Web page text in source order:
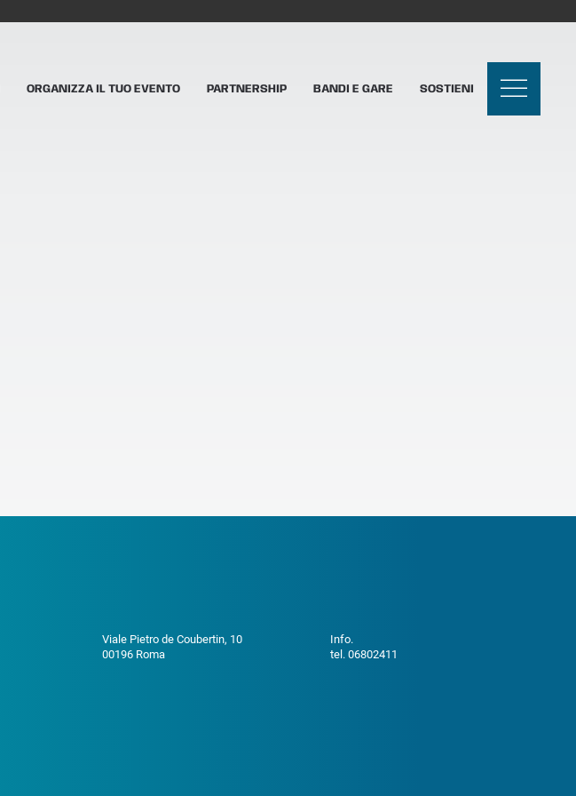
ORGANIZZA IL TUO EVENTO PARTNERSHIP BANDI E GARE SOSTIENI
Viale Pietro de Coubertin, 10
00196 Roma
Info.
tel. 06802411